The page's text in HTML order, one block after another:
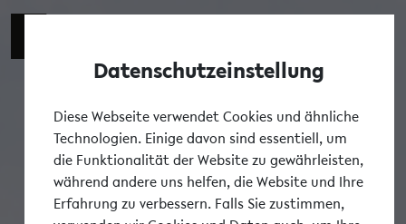
Datenschutzeinstellung
Diese Webseite verwendet Cookies und ähnliche
Technologien. Einige davon sind essentiell, um
die Funktionalität der Website zu gewährleisten,
während andere uns helfen, die Website und Ihre
Erfahrung zu verbessern. Falls Sie zustimmen,